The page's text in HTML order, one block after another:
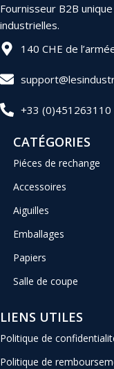
Fournisseur B2B
industrielles.
140 CHE de
+33 (0)451263110
CATÉGORIES
Piéces de rechange
Accessoires
Aiguilles
Emballages
Papiers
Salle de coupe
LIENS UTILES
Politique de
Politique de